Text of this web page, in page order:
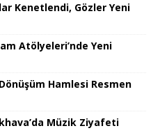
Kenetlendi, Gözler Yeni
Atölyeleri’nde Yeni
Hamlesi Resmen
Müzik Ziyafeti